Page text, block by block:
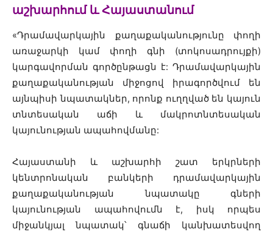
աշխարհում և Հայաստանում
«Դրամավարկային քաղաքականությունը փողի
առաջարկի կամ փողի գնի (տոկոսադրույքի)
կարգավորման գործընթացն է: Դրամավարկային
քաղաքականության միջոցով իրագործվում են
այնպիսի նպատակներ, որոնք ուղղված են կայուն
տնտեսական աճի և մակրոտնտեսական
կայունության ապահովմանը:
Հայաստանի և աշխարհի շատ երկրների
կենտրոնական բանկերի դրամավարկային
քաղաքականության նպատակը գների
կայունության ապահովումն է, իսկ որպես
միջանկյալ նպատակ՝ գնաճի կանխատեսվող